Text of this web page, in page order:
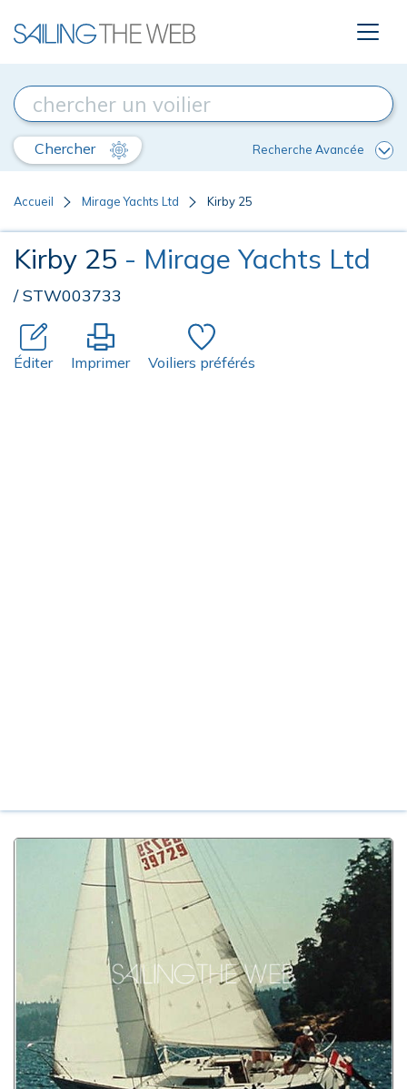
Chercher Recherche Avancée
Accueil Mirage Yachts Ltd Kirby 25
Kirby 25 - Mirage Yachts Ltd
/ STW003733
Éditer Imprimer Voiliers préférés